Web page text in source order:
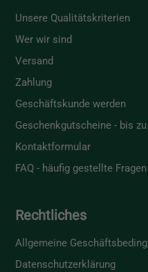
Unsere Qualitätskriterien
Wer wir sind
Versand
Zahlung
Geschäftskunde werden
Geschenkgutscheine - bis
Kontaktformular
FAQ - häufig gestellte Fragen
Rechtliches
Allgemeine
Datenschutzerklärung